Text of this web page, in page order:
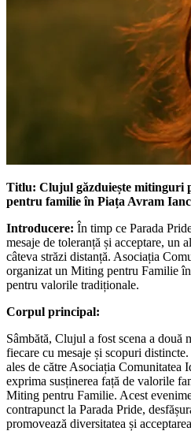
Titlu: Clujul găzduiește mitinguri
pentru familie în Piața Avram
Introducere: În timp ce Parada
mesaje de toleranță și acceptare, un
câteva străzi distanță. Asociația
organizat un Miting pentru Familie
pentru valorile tradiționale.
Corpul principal:
Sâmbătă, Clujul a fost scena a două
fiecare cu mesaje și scopuri
ales de către Asociația Comunitatea
exprima susținerea față de valorile
Miting pentru Familie. Acest
contrapunct la Parada Pride,
promovează diversitatea și